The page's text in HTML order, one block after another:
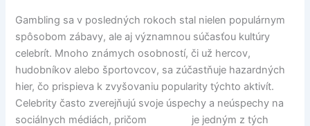
Gambling sa v posledných rokoch stal nielen populárnym
spôsobom zábavy, ale aj významnou súčasťou kultúry
celebrít. Mnoho známych osobností, či už hercov,
hudobníkov alebo športovcov, sa zúčastňuje hazardných
hier, čo prispieva k zvyšovaniu popularity týchto aktivít.
Celebrity často zverejňujú svoje úspechy a neúspechy na
sociálnych médiách, pričom
je jedným z tých